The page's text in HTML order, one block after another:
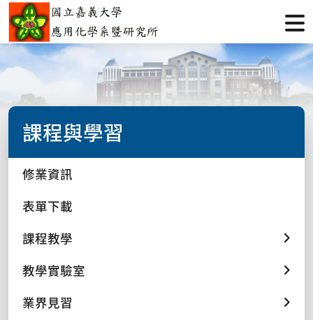
課程與學習
修業資訊
表單下載
課程教學
教學實驗室
業界見習